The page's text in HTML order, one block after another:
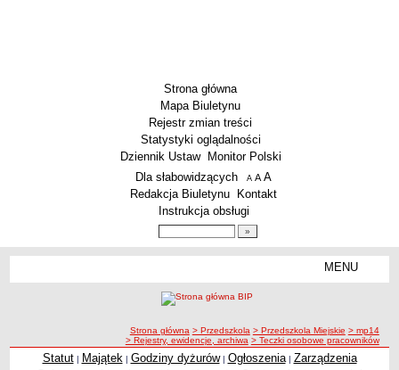
Strona główna
Mapa Biuletynu
Rejestr zmian treści
Statystyki oglądalności
Dziennik Ustaw
Monitor Polski
Menu dodatkowe
Dla słabowidzących A pomniejsz czcionkę
A standardowy rozmiar czcionki
A
Redakcja Biuletynu
Kontakt
Instrukcja obsługi
MENU
Zespoły Szkół
ścieżka nawigacji
Strona główna > Przedszkola > Przedszkola Miejskie > mp14
> Rejestry, ewidencje, archiwa > Teczki osobowe pracowników
Statut| Majątek | Godziny dyżurów| Ogłoszenia| Zarządzenia